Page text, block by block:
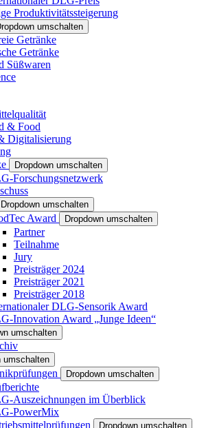
Produktivitätssteigerung
umschalten
Getränke
Getränke
Süßwaren
& Food
Digitalisierung
Dropdown umschalten
Forschungsnetzwerk
Dropdown umschalten
Award Dropdown umschalten
Partner
Teilnahme
Jury
Preisträger 2024
Preisträger 2021
Preisträger 2018
DLG-Sensorik Award
Innovation Award „Junge Ideen“
umschalten
umschalten
Dropdown umschalten
Auszeichnungen im Überblick
PowerMix
Dropdown umschalten